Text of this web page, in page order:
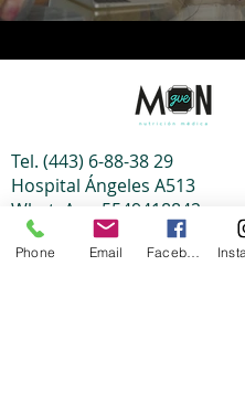
Tel. (443) 6-88-38 29
Hospital Ángeles A513
WhatsApp 5549418842
Politicas de privacidad
Phone Email